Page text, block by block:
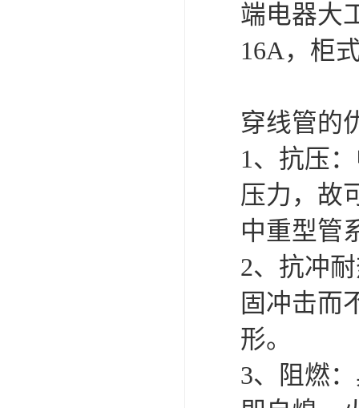
端电器大
16A，柜
穿线管的
1、抗压
压力，故
中重型管
2、抗冲
固冲击而
形。
3、阻燃